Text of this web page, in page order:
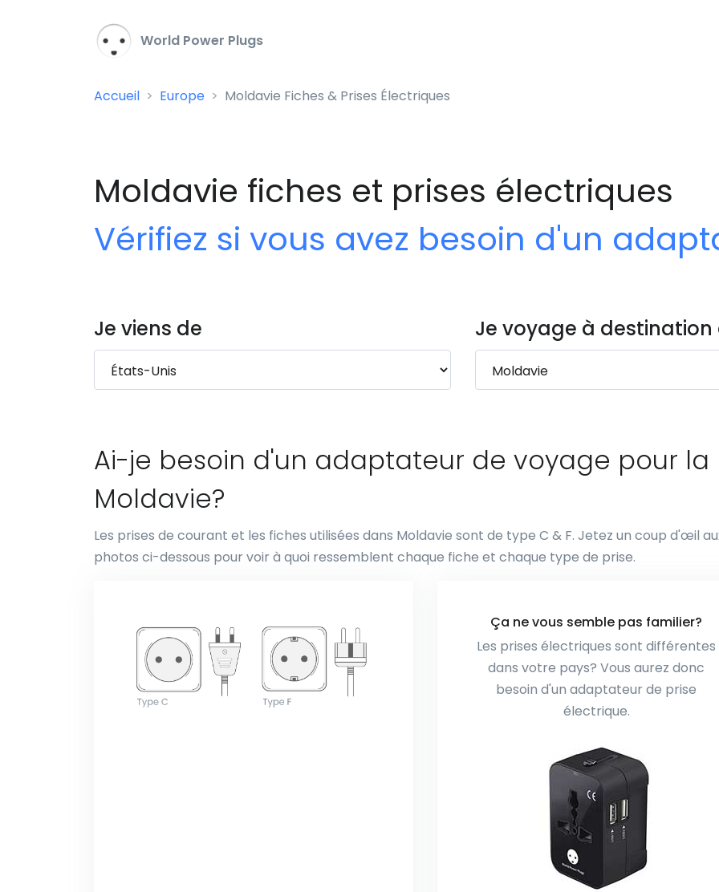
World Power Plugs
Accueil Europe Moldavie Fiches & Prises Électriques
Moldavie fiches et prises électriques
Vérifiez si vous avez besoin d'un
Je viens de Je voyage à destination
Ai-je besoin d'un adaptateur de voyage pour la
Moldavie?
Les prises de courant et les fiches utilisées dans Moldavie sont de type C & F. Jetez un coup d'œil
photos ci-dessous pour voir à quoi ressemblent chaque fiche et chaque type de prise.
Ça ne vous semble pas familier?
Les prises électriques sont différentes
dans votre pays? Vous aurez donc
besoin d'un adaptateur de prise
électrique.